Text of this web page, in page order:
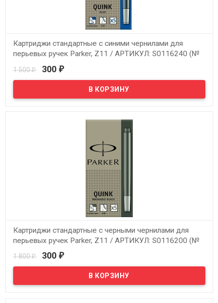
Картриджи стандартные с синими чернилами для
перьевых ручек Parker, Z11 / АРТИКУЛ: S0116240 (№
1 500₽ 300 ₽
Картриджи стандартные с черными чернилами для
перьевых ручек Parker, Z11 / АРТИКУЛ: S0116200 (№
1 800₽ 300 ₽